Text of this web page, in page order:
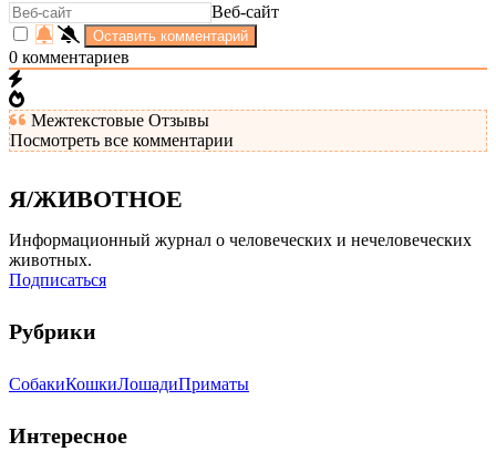
Веб-сайт
0 комментариев
Межтекстовые Отзывы
Посмотреть все комментарии
Я/ЖИВОТНОЕ
Информационный журнал о человеческих и нечеловеческих
животных.
Подписаться
Рубрики
СобакиКошкиЛошадиПриматы
Интересное